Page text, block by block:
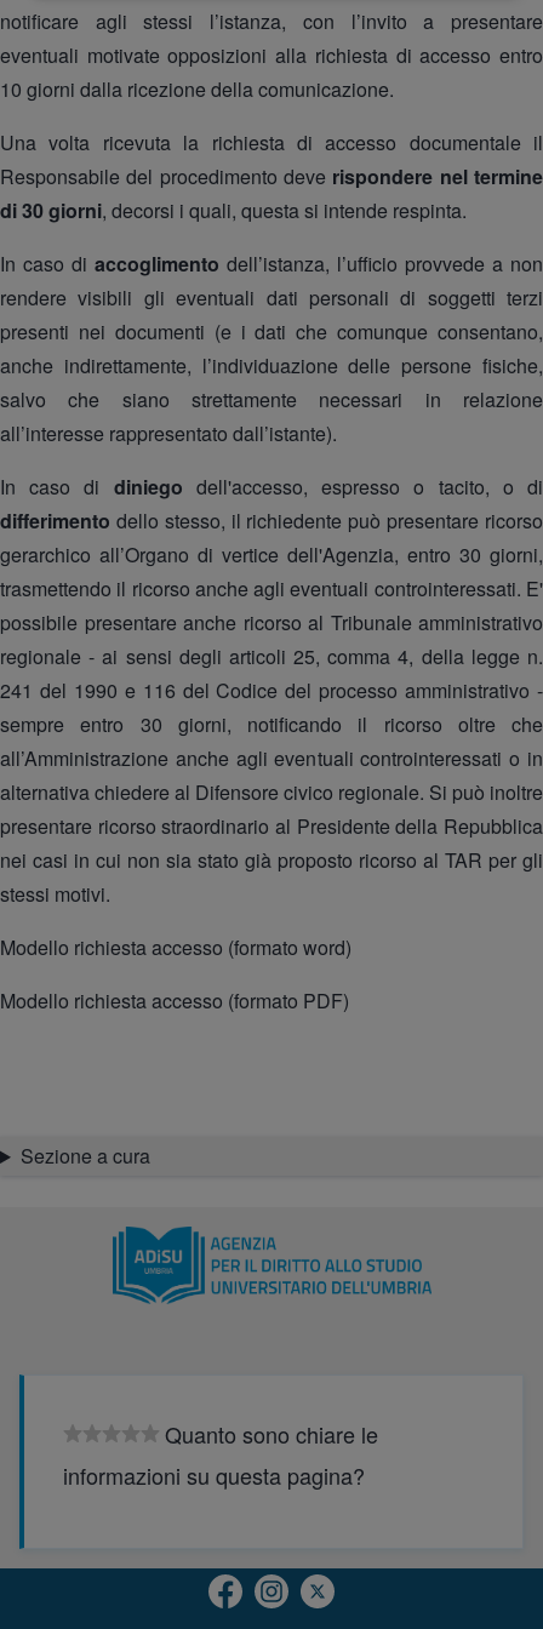
notificare agli stessi l’istanza, con l’invito a presentare
eventuali motivate opposizioni alla richiesta di accesso entro
10 giorni dalla ricezione della comunicazione.
Una volta ricevuta la richiesta di accesso documentale il
Responsabile del procedimento deve rispondere nel termine
di 30 giorni, decorsi i quali, questa si intende respinta.
In caso di accoglimento dell’istanza, l’ufficio provvede a non
rendere visibili gli eventuali dati personali di soggetti terzi
presenti nei documenti (e i dati che comunque consentano,
anche indirettamente, l’individuazione delle persone fisiche,
salvo che siano strettamente necessari in relazione
all’interesse rappresentato dall’istante).
In caso di diniego dell'accesso, espresso o tacito, o di
differimento dello stesso, il richiedente può presentare ricorso
gerarchico all’Organo di vertice dell'Agenzia, entro 30 giorni,
trasmettendo il ricorso anche agli eventuali controinteressati. E'
possibile presentare anche ricorso al Tribunale amministrativo
regionale - ai sensi degli articoli 25, comma 4, della legge n.
241 del 1990 e 116 del Codice del processo amministrativo -
sempre entro 30 giorni, notificando il ricorso oltre che
all’Amministrazione anche agli eventuali controinteressati o in
alternativa chiedere al Difensore civico regionale. Si può inoltre
presentare ricorso straordinario al Presidente della Repubblica
nei casi in cui non sia stato già proposto ricorso al TAR per gli
stessi motivi.
Modello richiesta accesso (formato word)
Modello richiesta accesso (formato PDF)
Sezione a cura
Quanto sono chiare le
informazioni su questa pagina?